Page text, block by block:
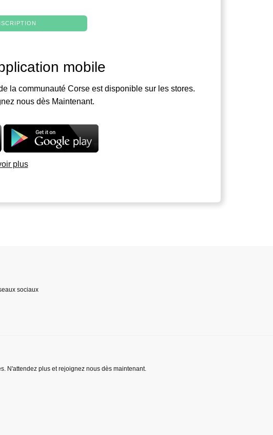
mobile
la communauté Corse est disponible sur les stores.
nous dès Maintenant.
plus
sociaux
N'attendez plus et rejoignez nous dès maintenant.